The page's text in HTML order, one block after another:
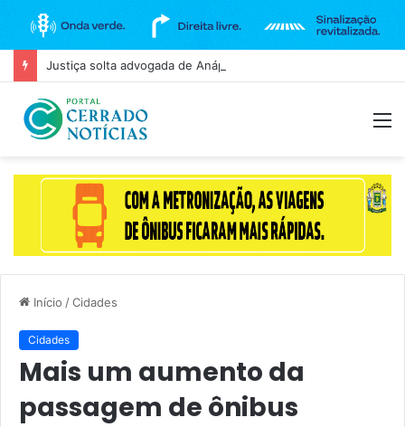
Início /Cidades
Cidades
Mais um aumento da
passagem de ônibus